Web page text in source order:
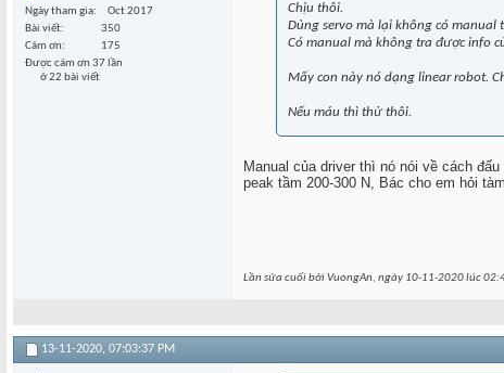
Ngày tham gia
Oct 2017
Bài viết
350
Cám ơn
175
Được cám ơn 37 lần
ở 22 bài viết
Chịu thôi.
Dùng servo mà lại không có manual
Có manual mà không tra được info
Mấy con này nó dạng linear robot.
Nếu máu thì thử thôi.
Manual của driver thì nó nói về cách
peak tầm 200-300 N, Bác cho em hỏi
Lần sửa cuối bởi VuongAn, ngày 10-11-2020 lúc
13-11-2020, 07:03:37 PM